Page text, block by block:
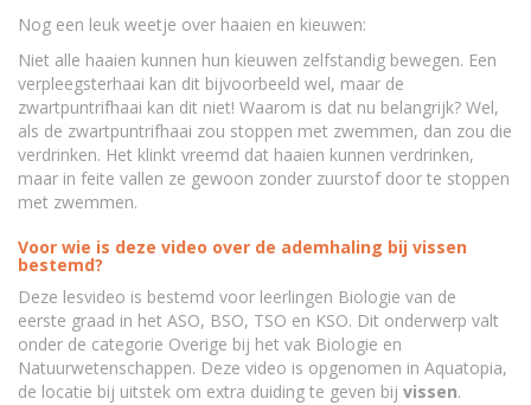
Nog een leuk weetje over haaien en kieuwen:
Niet alle haaien kunnen hun kieuwen zelfstandig bewegen. Een
verpleegsterhaai kan dit bijvoorbeeld wel, maar de
zwartpuntrifhaai kan dit niet! Waarom is dat nu belangrijk? Wel,
als de zwartpuntrifhaai zou stoppen met zwemmen, dan zou die
verdrinken. Het klinkt vreemd dat haaien kunnen verdrinken,
maar in feite vallen ze gewoon zonder zuurstof door te stoppen
met zwemmen.
Voor wie is deze video over de ademhaling bij vissen
bestemd?
Deze lesvideo is bestemd voor leerlingen Biologie van de
eerste graad in het ASO, BSO, TSO en KSO. Dit onderwerp valt
onder de categorie Overige bij het vak Biologie en
Natuurwetenschappen. Deze video is opgenomen in Aquatopia,
de locatie bij uitstek om extra duiding te geven bij vissen.